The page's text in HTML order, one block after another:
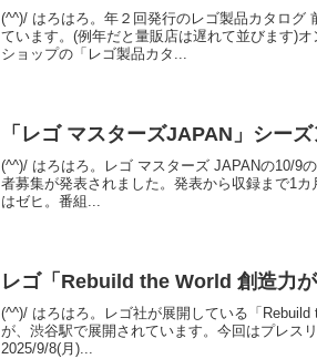
(^^)/ はろはろ。年２回発行のレゴ製品カタログ
ています。(例年だと量販店は遅れて並びます)
ショップの「レゴ製品カタ...
「レゴ マスターズJAPAN」シー
(^^)/ はろはろ。レゴ マスターズ JAPANの10/9
者募集が発表されました。発表から収録まで1
はゼヒ。番組...
レゴ「Rebuild the World 創造力
(^^)/ はろはろ。レゴ社が展開している「
が、渋谷駅で展開されています。今回はプレス
2025/9/8(月)...